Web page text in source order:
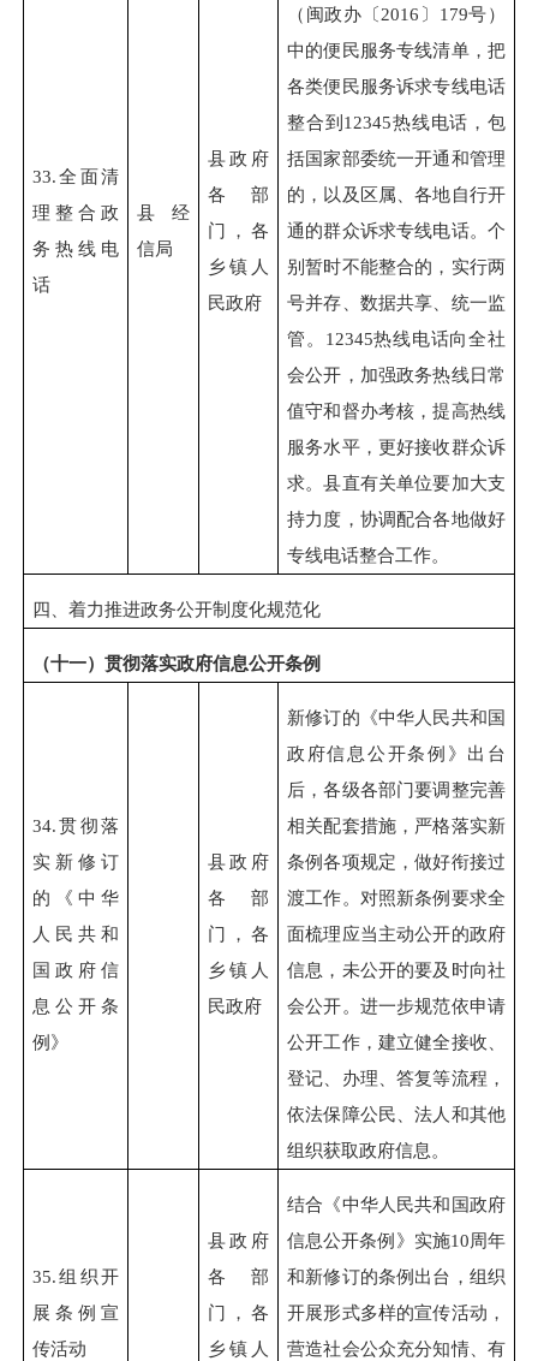
33.全面清
理整合政
务热线电
话
县经
信局
县政府
各部
门，各
乡镇人
民政府
（闽政办〔2016〕179号）
中的便民服务专线清单，把
各类便民服务诉求专线电话
整合到12345热线电话，包
括国家部委统一开通和管理
的，以及区属、各地自行开
通的群众诉求专线电话。个
别暂时不能整合的，实行两
号并存、数据共享、统一监
管。12345热线电话向全社
会公开，加强政务热线日常
值守和督办考核，提高热线
服务水平，更好接收群众诉
求。县直有关单位要加大支
持力度，协调配合各地做好
专线电话整合工作。
四、着力推进政务公开制度化规范化
（十一）贯彻落实政府信息公开条例
34.贯彻落
实新修订
的《中华
人民共和
国政府信
息公开条
例》
县政府
各部
门，各
乡镇人
民政府
新修订的《中华人民共和国
政府信息公开条例》出台
后，各级各部门要调整完善
相关配套措施，严格落实新
条例各项规定，做好衔接过
渡工作。对照新条例要求全
面梳理应当主动公开的政府
信息，未公开的要及时向社
会公开。进一步规范依申请
公开工作，建立健全接收、
登记、办理、答复等流程，
依法保障公民、法人和其他
组织获取政府信息。
35.组织开
展条例宣
传活动
县政府
各部
门，各
乡镇人
结合《中华人民共和国政府
信息公开条例》实施10周年
和新修订的条例出台，组织
开展形式多样的宣传活动，
营造社会公众充分知情、有